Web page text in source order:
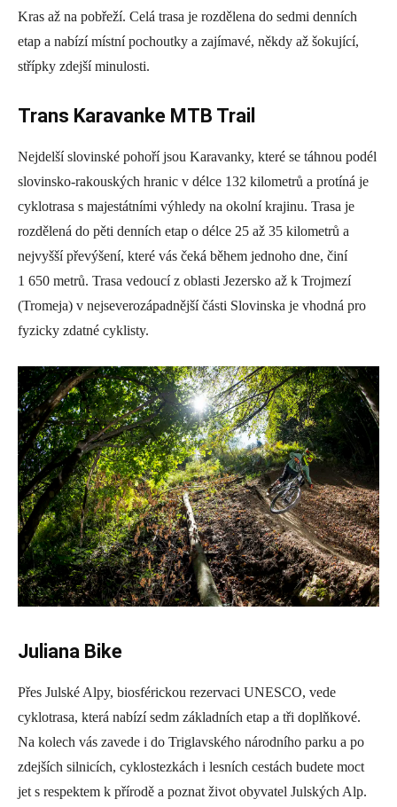
Kras až na pobřeží. Celá trasa je rozdělena do sedmi denních
etap a nabízí místní pochoutky a zajímavé, někdy až šokující,
střípky zdejší minulosti.
Trans Karavanke MTB Trail
Nejdelší slovinské pohoří jsou Karavanky, které se táhnou podél
slovinsko-rakouských hranic v délce 132 kilometrů a protíná je
cyklotrasa s majestátními výhledy na okolní krajinu. Trasa je
rozdělená do pěti denních etap o délce 25 až 35 kilometrů a
nejvyšší převýšení, které vás čeká během jednoho dne, činí
1 650 metrů. Trasa vedoucí z oblasti Jezersko až k Trojmezí
(Tromeja) v nejseverozápadnější části Slovinska je vhodná pro
fyzicky zdatné cyklisty.
Juliana Bike
Přes Julské Alpy, biosférickou rezervaci UNESCO, vede
cyklotrasa, která nabízí sedm základních etap a tři doplňkové.
Na kolech vás zavede i do Triglavského národního parku a po
zdejších silnicích, cyklostezkách i lesních cestách budete moct
jet s respektem k přírodě a poznat život obyvatel Julských Alp.